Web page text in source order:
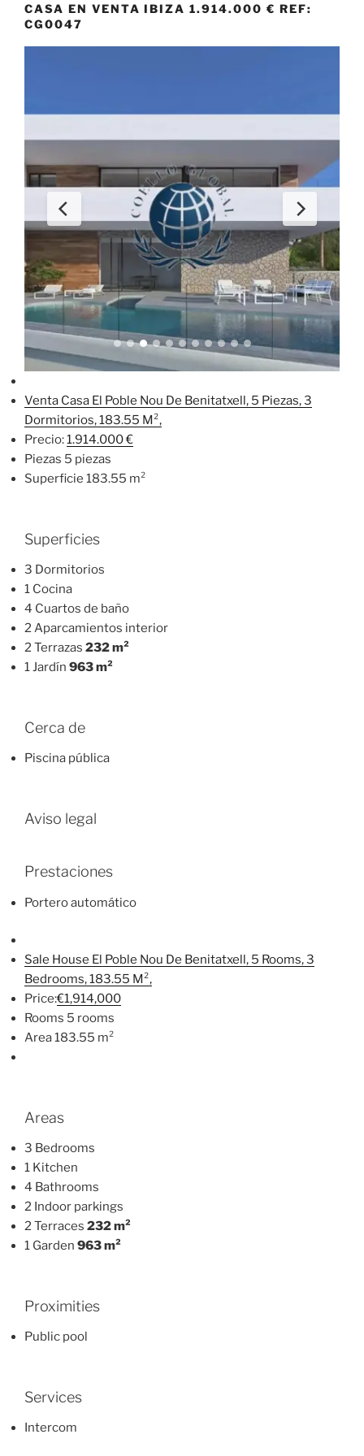
CASA EN VENTA IBIZA 1.914.000 € REF:
CG0047
Venta Casa El Poble Nou De Benitatxell, 5 Piezas, 3
Dormitorios, 183.55 M²,
Precio:1.914.000 €
Piezas 5 piezas
Superficie 183.55 m²
Superficies
3 Dormitorios
1 Cocina
4 Cuartos de baño
2 Aparcamientos interior
2 Terrazas 232 m²
1 Jardín 963 m²
Cerca de
Piscina pública
Aviso legal
Prestaciones
Portero automático
Sale House El Poble Nou De Benitatxell, 5 Rooms, 3
Bedrooms, 183.55 M²,
Price:€1,914,000
Rooms 5 rooms
Area 183.55 m²
Areas
3 Bedrooms
1 Kitchen
4 Bathrooms
2 Indoor parkings
2 Terraces 232 m²
1 Garden 963 m²
Proximities
Public pool
Services
Intercom